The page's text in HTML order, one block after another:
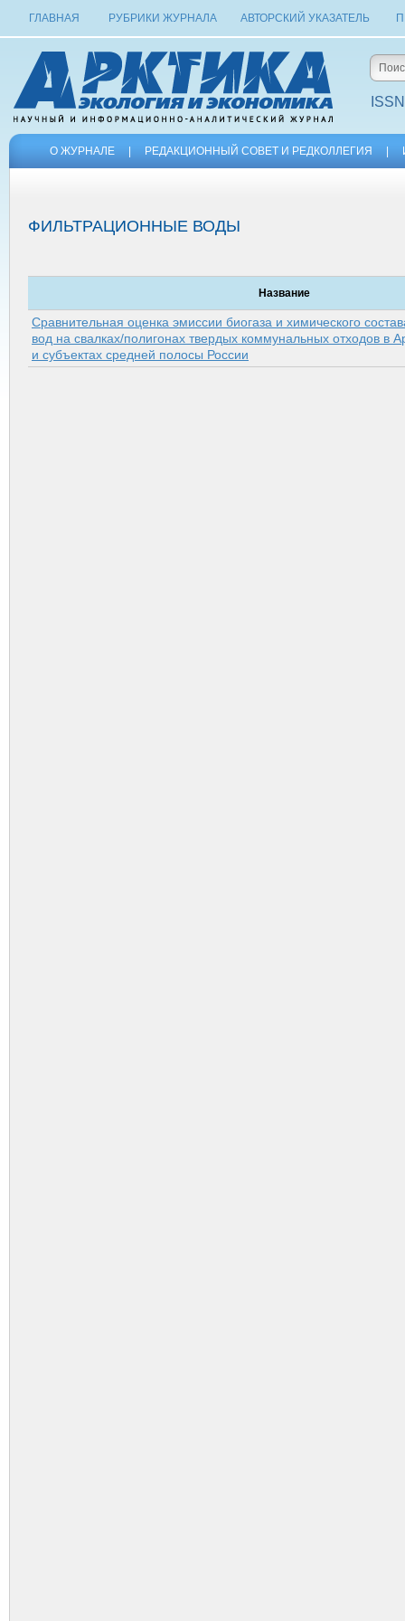
ГЛАВНАЯ РУБРИКИ ЖУРНАЛА АВТОРСКИЙ УКАЗАТЕЛЬ
О ЖУРНАЛЕ РЕДАКЦИОННЫЙ СОВЕТ И РЕДКОЛЛЕГИЯ
ФИЛЬТРАЦИОННЫЕ ВОДЫ
Название
Сравнительная оценка эмиссии биогаза и химического
вод на свалках/полигонах твердых коммунальных отходов в
и субъектах средней полосы России